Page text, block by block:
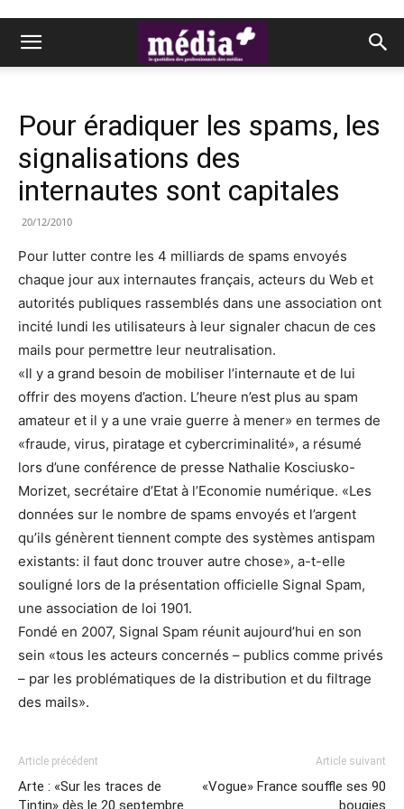
Pour éradiquer les spams, les
signalisations des
internautes sont capitales
20/12/2010
Pour lutter contre les 4 milliards de spams envoyés
chaque jour aux internautes français, acteurs du Web et
autorités publiques rassemblés dans une association ont
incité lundi les utilisateurs à leur signaler chacun de ces
mails pour permettre leur neutralisation.
«Il y a grand besoin de mobiliser l’internaute et de lui
offrir des moyens d’action. L’heure n’est plus au spam
amateur et il y a une vraie guerre à mener» en termes de
«fraude, virus, piratage et cybercriminalité», a résumé
lors d’une conférence de presse Nathalie Kosciusko-
Morizet, secrétaire d’Etat à l’Economie numérique. «Les
données sur le nombre de spams envoyés et l’argent
qu’ils génèrent tiennent compte des systèmes antispam
existants: il faut donc trouver autre chose», a-t-elle
souligné lors de la présentation officielle Signal Spam,
une association de loi 1901.
Fondé en 2007, Signal Spam réunit aujourd’hui en son
sein «tous les acteurs concernés – publics comme privés
– par les problématiques de la distribution et du filtrage
des mails».
Article précédent
Arte : «Sur les traces de
Tintin» dès le 20 septembre
Article suivant
«Vogue» France souffle ses 90
bougies